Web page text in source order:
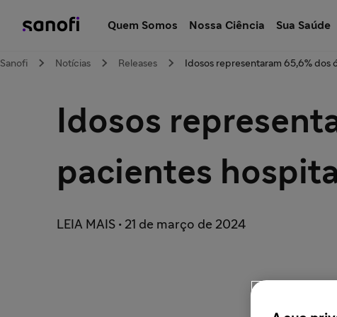
Quem Somos Nossa Ciência Sua Saúde
Sanofi Notícias Releases Idosos representaram 65,6%
Idosos
pacientes
LEIA MAIS • 21 de março de 2024